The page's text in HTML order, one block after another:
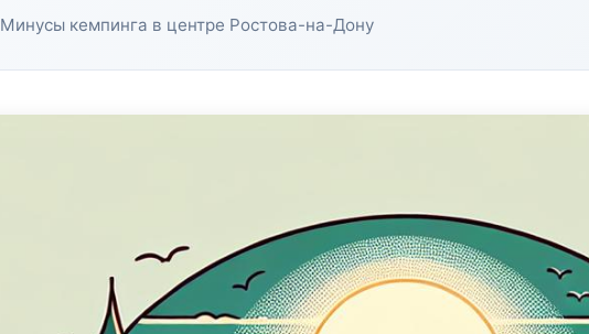
Минусы кемпинга в центре Ростова-на-Дону